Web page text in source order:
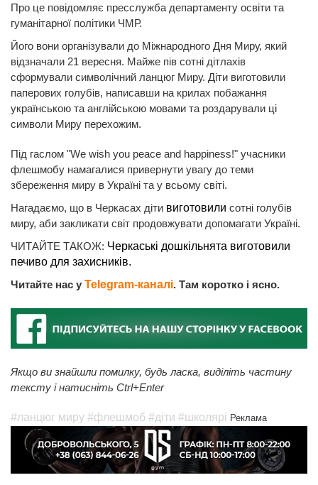
Про це повідомляє пресслужба департаменту освіти та
гуманітарної політики ЧМР.
Його вони організували до Міжнародного Дня Миру, який
відзначали 21 вересня. Майже пів сотні дітлахів
сформували символічний ланцюг Миру. Діти виготовили
паперових голубів, написавши на крилах побажання
українською та англійською мовами та роздарували ці
символи Миру перехожим.
Під гаслом "We wish you peace and happiness!" учасники
флешмобу намагалися привернути увагу до теми
збереження миру в Україні та у всьому світі.
Нагадаємо, що в Черкасах діти виготовили сотні голубів
миру, аби закликати світ продовжувати допомагати Україні.
ЧИТАЙТЕ ТАКОЖ: Черкаські дошкільнята виготовили
печиво для захисників.
Читайте нас у Telegram-каналі. Там коротко і ясно.
Якщо ви знайшли помилку, будь ласка, виділіть частину
тексту і натисніть Ctrl+Enter
#ланцюг миру #флешмоб #діти #школярі Реклама